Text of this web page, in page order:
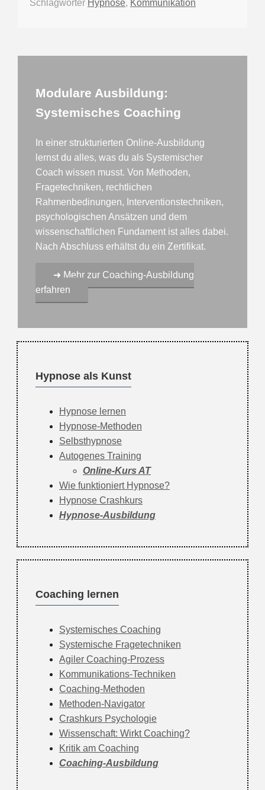
Schlagwörter Hypnose, Kommunikation
Modulare Ausbildung:
Systemisches Coaching
In einer strukturierten Online-Ausbildung
lernst du alles, was du als Systemischer
Coach wissen musst. Von Methoden,
Fragetechniken, rechtlichen
Rahmenbedinungen, Interventionstechniken,
psychologischen Ansätzen und dem
wissenschaftlichen Fundament ist alles dabei.
Nach Abschluss erhältst du ein Zertifikat.
➜ Mehr zur Coaching-Ausbildung
erfahren
Hypnose als Kunst
Hypnose lernen
Hypnose-Methoden
Selbsthypnose
Autogenes Training
Online-Kurs AT
Wie funktioniert Hypnose?
Hypnose Crashkurs
Hypnose-Ausbildung
Coaching lernen
Systemisches Coaching
Systemische Fragetechniken
Agiler Coaching-Prozess
Kommunikations-Techniken
Coaching-Methoden
Methoden-Navigator
Crashkurs Psychologie
Wissenschaft: Wirkt Coaching?
Kritik am Coaching
Coaching-Ausbildung